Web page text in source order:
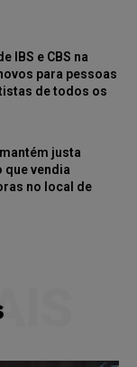
IBS e CBS na
para pessoas
de todos os
justa
que vendia
no local de